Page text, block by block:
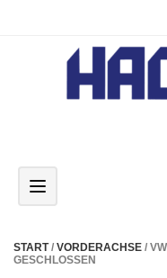
Toggle navigation
START/ VORDERACHSE /
GESCHLOSSEN